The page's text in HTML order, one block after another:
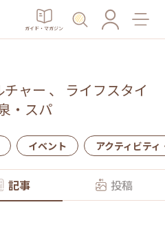
ガイド・マガジン
チャー 、 ライフスタイ
・スパ
イベント アクティビティ
記事 投稿